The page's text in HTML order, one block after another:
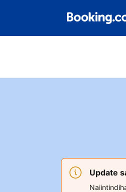
Update